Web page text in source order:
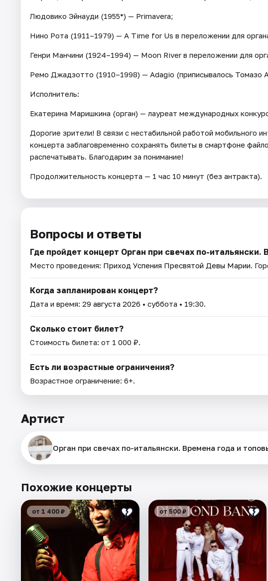
Людовико Эйнауди (1955*) — Primavera;
Нино Рота (1911–1979) — A Time for Us в переложении для
Генри Манчини (1924–1994) — Moon River в переложении для
Ремо Джадзотто (1910–1998) — Adagio (приписывалось Томазо
Исполнитель:
Екатерина Маришкина (орган) — лауреат международных
Дорогие зрители! В связи с нестабильной работой мобильного
концерта заблаговременно сохранять билеты в смартфоне
распечатывать. Благодарим за понимание!
Продолжительность концерта — 1 час 10 минут (без антракта).
Вопросы и ответы
Где пройдет концерт Орган при свечах по-
Место проведения: Приход Успения Пресвятой Девы Марии.
Когда запланирован концерт?
Дата и время: 29 августа 2026 • суббота • 19:30.
Сколько стоит билет?
Стоимость билета: от 1 000 ₽.
Есть ли возрастные ограничения?
Возрастное ограничение: 6+.
Артист
Орган при свечах по-итальянски. Времена года и
Похожие концерты
от 1 400 ₽ от 500 ₽